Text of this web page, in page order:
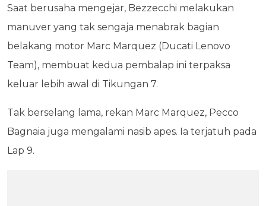
Saat berusaha mengejar, Bezzecchi melakukan
manuver yang tak sengaja menabrak bagian
belakang motor Marc Marquez (Ducati Lenovo
Team), membuat kedua pembalap ini terpaksa
keluar lebih awal di Tikungan 7.
Tak berselang lama, rekan Marc Marquez, Pecco
Bagnaia juga mengalami nasib apes. Ia terjatuh pada
Lap 9.